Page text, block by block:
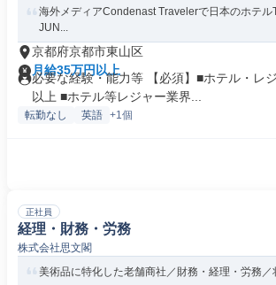
海外メディアCondenast Travelerで日本のホテル
JUN...
京都府京都市東山区
月給35万円以上
必要な経験・能力等 【必須】■ホテル・レ
以上 ■ホテル等レジャー業界...
転勤なし 英語 +1個
正社員
経理・財務・労務
株式会社思文閣
美術品に特化した老舗商社／財務・経理・労務